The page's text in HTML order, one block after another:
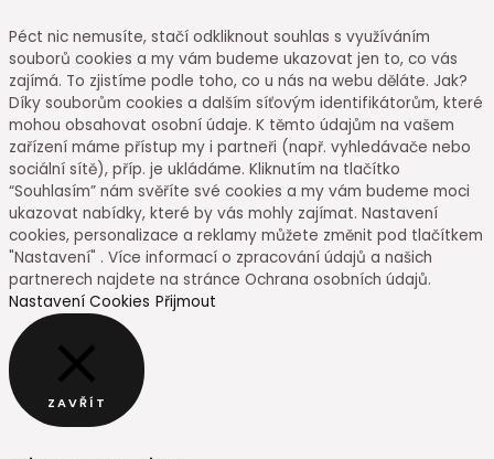
Péct nic nemusíte, stačí odkliknout souhlas s využíváním
souborů cookies a my vám budeme ukazovat jen to, co vás
zajímá. To zjistíme podle toho, co u nás na webu děláte. Jak?
Díky souborům cookies a dalším síťovým identifikátorům, které
mohou obsahovat osobní údaje. K těmto údajům na vašem
zařízení máme přístup my i partneři (např. vyhledávače nebo
sociální sítě), příp. je ukládáme. Kliknutím na tlačítko
“Souhlasím” nám svěříte své cookies a my vám budeme moci
ukazovat nabídky, které by vás mohly zajímat. Nastavení
cookies, personalizace a reklamy můžete změnit pod tlačítkem
"Nastavení" . Více informací o zpracování údajů a našich
partnerech najdete na stránce Ochrana osobních údajů.
Nastavení Cookies Přijmout
ZAVŘÍT